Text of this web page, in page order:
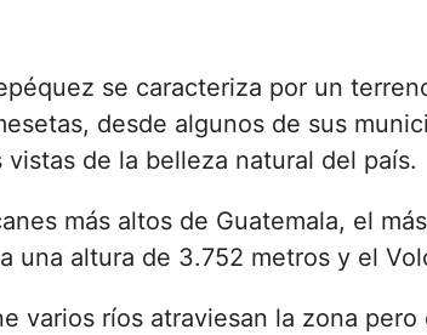
se caracteriza por un
desde algunos de sus
de la belleza natural del país.
más altos de Guatemala, el
una altura de 3.752 metros y el
varios ríos atraviesan la zona